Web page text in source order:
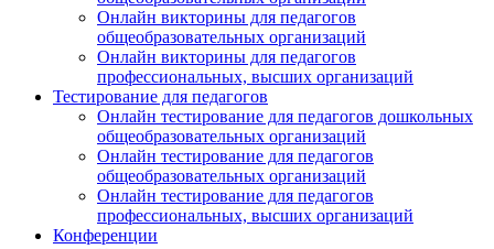
Онлайн викторины для педагогов
общеобразовательных организаций
Онлайн викторины для педагогов
профессиональных, высших организаций
Тестирование для педагогов
Онлайн тестирование для педагогов дошкольных
общеобразовательных организаций
Онлайн тестирование для педагогов
общеобразовательных организаций
Онлайн тестирование для педагогов
профессиональных, высших организаций
Конференции